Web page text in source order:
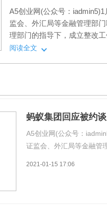
A5创业网(公众号：
监会、外汇局等金融管理部
理部门的指导下，成立整改
发展。1月15日央行副行长陈
阅读全文
蚂蚁集团回应被约
A5创业网(公众号：
证监会、外汇局等金融管
管理部门的指导下，成立
和发展。1月15日央行副
2021-01-15 17:06